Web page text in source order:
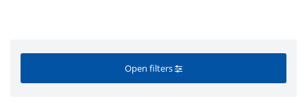
Open filters